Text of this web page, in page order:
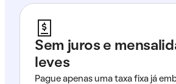
Sem juros e
leves
Pague apenas uma taxa fixa já